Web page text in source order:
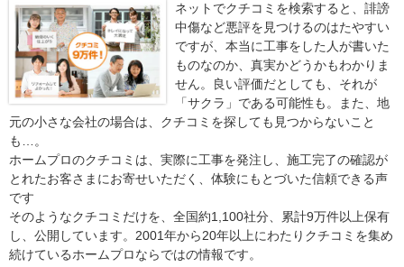
ネットでクチコミを検索すると、誹謗
中傷など悪評を見つけるのはたやすい
ですが、本当に工事をした人が書いた
ものなのか、真実かどうかもわかりま
せん。良い評価だとしても、それが
「サクラ」である可能性も。また、地
元の小さな会社の場合は、クチコミを探しても見つからないこと
も…。
ホームプロのクチコミは、実際に工事を発注し、施工完了の確認が
とれたお客さまにお寄せいただく、体験にもとづいた信頼できる声
です
そのようなクチコミだけを、全国約1,100社分、累計9万件以上保有
し、公開しています。2001年から20年以上にわたりクチコミを集め
続けているホームプロならではの情報です。